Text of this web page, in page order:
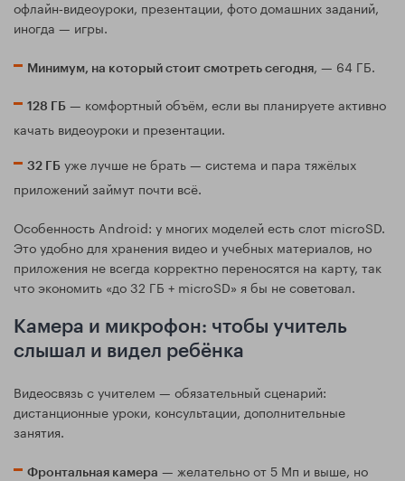
офлайн‑видеоуроки, презентации, фото домашних заданий,
иногда — игры.
Минимум, на который стоит смотреть сегодня, — 64 ГБ.
128 ГБ — комфортный объём, если вы планируете активно
качать видеоуроки и презентации.
32 ГБ уже лучше не брать — система и пара тяжёлых
приложений займут почти всё.
Особенность Android: у многих моделей есть слот microSD.
Это удобно для хранения видео и учебных материалов, но
приложения не всегда корректно переносятся на карту, так
что экономить «до 32 ГБ + microSD» я бы не советовал.
Камера и микрофон: чтобы учитель
слышал и видел ребёнка
Видеосвязь с учителем — обязательный сценарий:
дистанционные уроки, консультации, дополнительные
занятия.
Фронтальная камера — желательно от 5 Мп и выше, но